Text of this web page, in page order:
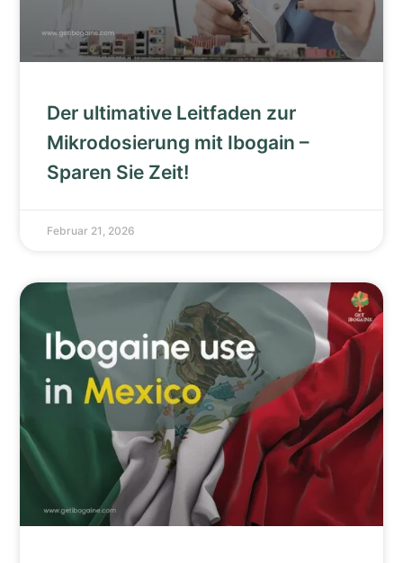
Der ultimative Leitfaden zur
Mikrodosierung mit Ibogain –
Sparen Sie Zeit!
Februar 21, 2026